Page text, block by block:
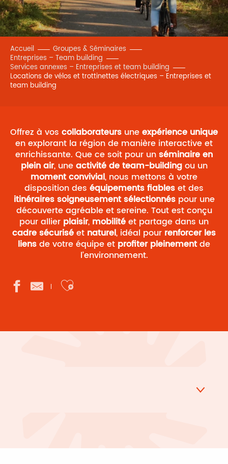
Accueil
Groupes & Séminaires
Entreprises – Team building
Services annexes – Entreprises et team building
Locations de vélos et trottinettes électriques – Entreprises et
team building
Offrez à vos collaborateurs uneexpérience unique
en explorant la région de manière interactive et
enrichissante. Que ce soit pour unséminaire en
plein air, uneactivité de team-buildingou un
moment convivial, nous mettons à votre
disposition des équipements fiableset des
itinéraires soigneusement sélectionnéspour une
découverte agréable et sereine. Tout est conçu
pour allier plaisir, mobilitéet partage dans un
cadre sécuriséet naturel, idéal pour renforcer les
liensde votre équipe et profiter pleinementde
l’environnement.
Ajouter aux favoris